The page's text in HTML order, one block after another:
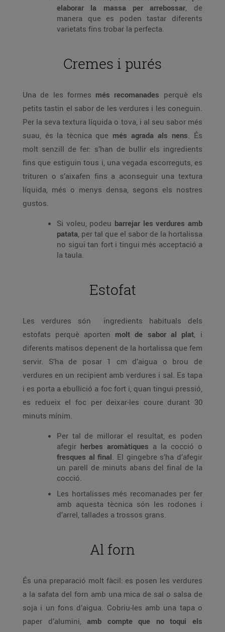
elaborar la massa per arrebossar, de
manera que es poden tastar diferents
varietats fins trobar la perfecta.
Cremes i purés
Una de les formes més recomanades perquè els
petits tastin el sabor de les verdures i les coneguin.
Per la seva textura líquida o tova, i al seu sabor més
suau, és la tècnica que més agrada als nens. És
molt senzill de fer: s’han de bullir els ingredients
fins que estiguin tous i, una vegada escorreguts, es
trituren o s’aixafen fins a aconseguir una textura
líquida, més o menys densa, segons els nostres
gustos.
Si voleu, podeu barrejar les verdures amb
patata, per tal que el sabor de la hortalissa
no sigui tan fort i tingui més acceptació a
la taula.
Estofat
Les verdures són ingredients habituals dels
estofats perquè aporten molt de sabor al plat, i
diferents matisos depenent de la hortalissa que fem
servir. S’ha de posar 1 cm d’aigua o brou de
verdures en un recipient amb verdures i sal. Es tapa
i es porta a ebullició a foc fort i, quan tingui pressió,
es redueix el foc per deixar-les coure durant 30
minuts mínim.
Per tal de millorar el resultat, es poden
afegir herbes aromàtiques a la cocció o
fresques al final. El gingebre s’ha d’afegir
un parell de minuts abans del final de la
cocció.
Les hortalisses més recomanades per fer
amb aquesta tècnica són les rodones i
d’arrel, tallades a trossos grans.
Al forn
És una preparació molt fàcil: es posen les verdures
a la safata del forn amb una mica de sal o salsa de
soja i un fons d’aigua. Cobriu-les amb una tapa o
paper d’alumini, amb compte que no toqui els